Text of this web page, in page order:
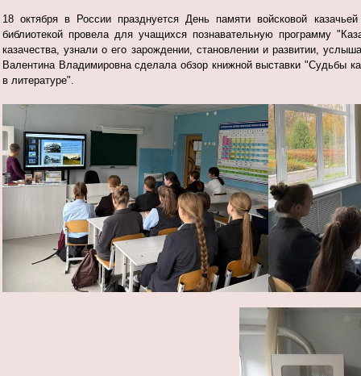
18 октября в России празднуется День памяти войсковой
библиотекой провела для учащихся познавательную программу
казачества, узнали о его зарождении, становлении и развитии,
Валентина Владимировна сделала обзор книжной выставки "Судьбы
в литературе".